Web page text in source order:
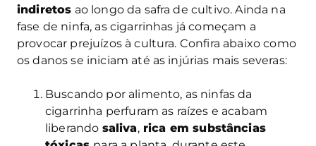
indiretos ao longo da safra de cultivo. Ainda na
fase de ninfa, as cigarrinhas já começam a
provocar prejuízos à cultura. Confira abaixo como
os danos se iniciam até as injúrias mais severas:
Buscando por alimento, as ninfas da
cigarrinha perfuram as raízes e acabam
liberando saliva,rica em substâncias